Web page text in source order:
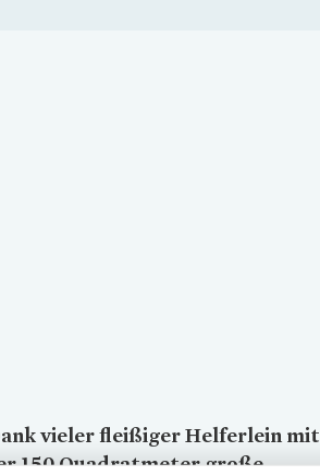
vieler fleißiger Helferlein mit
150 Quadratmeter große